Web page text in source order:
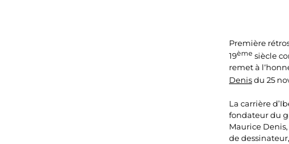
Première
19ème siècle
remet à
Denisdu 25
La carrière
fondateur du
Maurice
de